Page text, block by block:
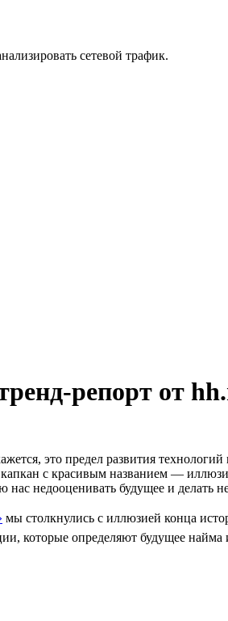
сетевой трафик.
репорт от
это предел развития
с красивым названием —
недооценивать будущее и делать
мы столкнулись с иллюзией конца
которые определяют будущее